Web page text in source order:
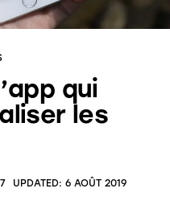
qui
les
UPDATED: 6 AOÛT 2019